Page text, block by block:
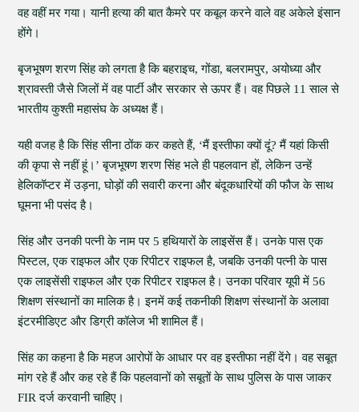
वह वहीं मर गया। यानी हत्या की बात कैमरे पर कबूल करने वाले वह अकेले इंसान
होंगे।
बृजभूषण शरण सिंह को लगता है कि बहराइच, गोंडा, बलरामपुर, अयोध्या और
श्रावस्ती जैसे जिलों में वह पार्टी और सरकार से ऊपर हैं। वह पिछले 11 साल से
भारतीय कुश्ती महासंघ के अध्यक्ष हैं।
यही वजह है कि सिंह सीना ठोंक कर कहते हैं, ‘मैं इस्तीफा क्यों दूं? मैं यहां किसी
की कृपा से नहीं हूं।’ बृजभूषण शरण सिंह भले ही पहलवान हों, लेकिन उन्हें
हेलिकॉप्टर में उड़ना, घोड़ों की सवारी करना और बंदूकधारियों की फौज के साथ
घूमना भी पसंद है।
सिंह और उनकी पत्नी के नाम पर 5 हथियारों के लाइसेंस हैं। उनके पास एक
पिस्टल, एक राइफल और एक रिपीटर राइफल है, जबकि उनकी पत्नी के पास
एक लाइसेंसी राइफल और एक रिपीटर राइफल है। उनका परिवार यूपी में 56
शिक्षण संस्थानों का मालिक है। इनमें कई तकनीकी शिक्षण संस्थानों के अलावा
इंटरमीडिएट और डिग्री कॉलेज भी शामिल हैं।
सिंह का कहना है कि महज आरोपों के आधार पर वह इस्तीफा नहीं देंगे। वह सबूत
मांग रहे हैं और कह रहे हैं कि पहलवानों को सबूतों के साथ पुलिस के पास जाकर
FIR दर्ज करवानी चाहिए।